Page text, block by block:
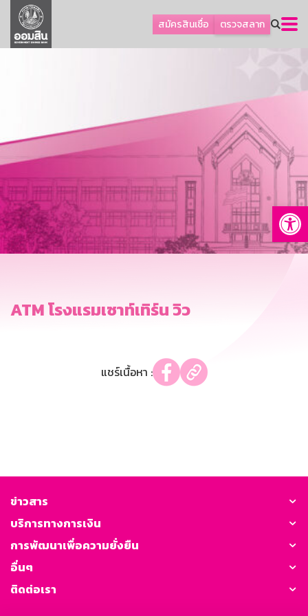
สมัครสินเชื่อ ตรวจสลาก
ลูกค้าธุรกิจ
ลูกค้าผู้ประกอบรายย่อย
การพัฒนาที่ยั่งยืน
ข่าวสาร
บริการทางการเงิน
อื่นๆ
ติดต่อเรา
บริการออนไลน์
GSB Society
ATM โรงแรมเซาท์เทิร์น วิว
แชร์เนื้อหา :
ข่าวสาร
บริการทางการเงิน
การพัฒนาเพื่อความยั่งยืน
อื่นๆ
ติดต่อเรา